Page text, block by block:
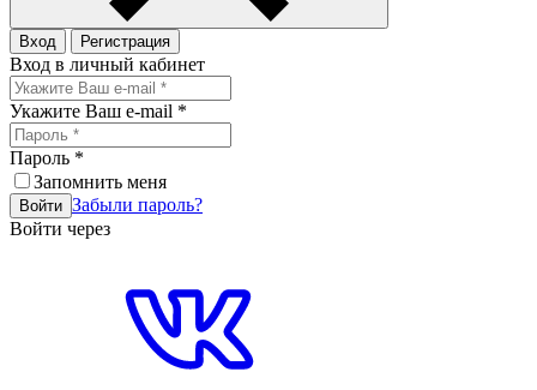
Вход Регистрация
Вход в личный кабинет
Укажите Ваш e-mail *
Пароль *
Запомнить меня
Войти Забыли пароль?
Войти через